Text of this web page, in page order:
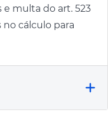
multa do art. 523
no cálculo para